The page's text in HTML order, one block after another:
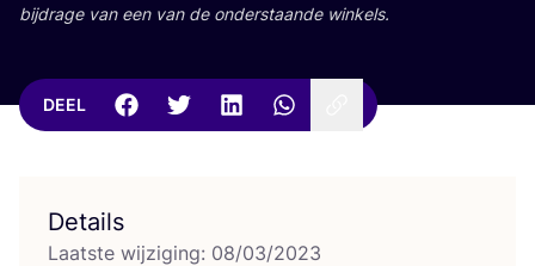
bij­dra­ge van een van de onder­staan­de winkels.
DEEL
Details
Laatste wijziging: 08/03/2023